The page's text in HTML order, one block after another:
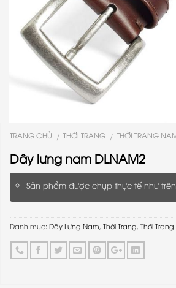
TRANG CHỦ / THỜI TRANG / THỜI TRANG
Dây lưng nam DLNAM2
Sản phẩm được chụp thực tế như
Danh mục: Dây Lưng Nam, Thời Trang, Thời